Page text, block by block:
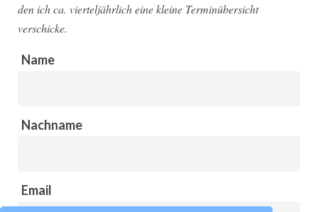
den ich ca. vierteljährlich eine kleine Terminübersicht
verschicke.
Name
Nachname
Email